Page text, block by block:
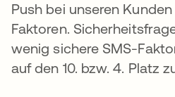
Push bei unseren
Faktoren.
wenig sichere SMS-
auf den 10. bzw. 4. Platz